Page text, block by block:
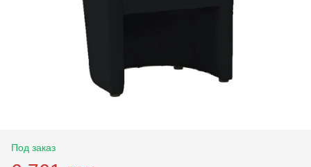
Под заказ